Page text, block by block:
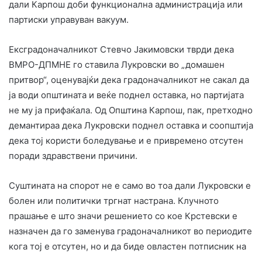
дали Карпош доби функционална администрација или
партиски управуван вакуум.
Ексградоначалникот Стевчо Јакимовски тврди дека
ВМРО-ДПМНЕ го ставила Лукровски во „домашен
притвор“, оценувајќи дека градоначалникот не сакал да
ја води општината и веќе поднел оставка, но партијата
не му ја прифаќала. Од Општина Карпош, пак, претходно
демантираа дека Лукровски поднел оставка и соопштија
дека тој користи боледување и е привремено отсутен
поради здравствени причини.
Суштината на спорот не е само во тоа дали Лукровски е
болен или политички тргнат настрана. Клучното
прашање е што значи решението со кое Крстевски е
назначен да го заменува градоначалникот во периодите
кога тој е отсутен, но и да биде овластен потписник на